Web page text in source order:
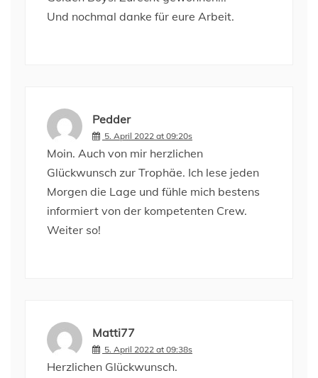
Und nochmal danke für eure Arbeit.
Pedder
5. April 2022 at 09:20s
Moin. Auch von mir herzlichen
Glückwunsch zur Trophäe. Ich lese jeden
Morgen die Lage und fühle mich bestens
informiert von der kompetenten Crew.
Weiter so!
Matti77
5. April 2022 at 09:38s
Herzlichen Glückwunsch.